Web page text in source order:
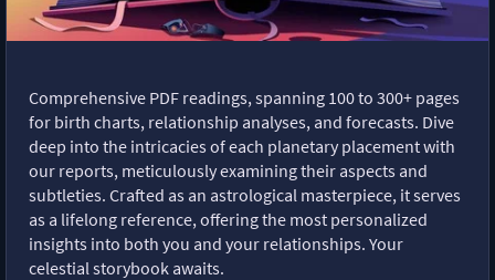
Comprehensive PDF readings, spanning 100 to 300+ pages
for birth charts, relationship analyses, and forecasts. Dive
deep into the intricacies of each planetary placement with
our reports, meticulously examining their aspects and
subtleties. Crafted as an astrological masterpiece, it serves
as a lifelong reference, offering the most personalized
insights into both you and your relationships. Your
celestial storybook awaits.